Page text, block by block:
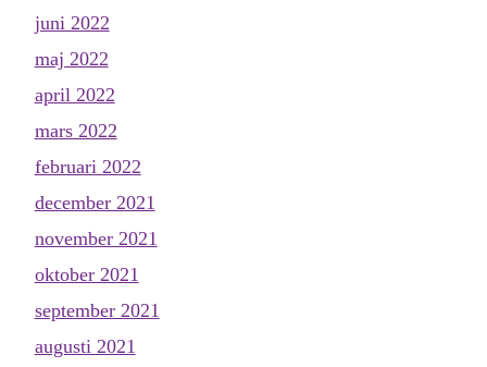
juni 2022
maj 2022
april 2022
mars 2022
februari 2022
december 2021
november 2021
oktober 2021
september 2021
augusti 2021